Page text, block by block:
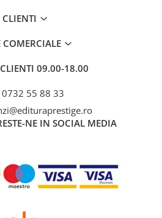
CLIENTI
COMERCIALE
09.00-18.00
0732 55 88 33
NE IN SOCIAL MEDIA